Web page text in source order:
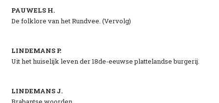
PAUWELS H.
De folklore van het Rundvee. (Vervolg)
LINDEMANS P.
Uit het huiselijk leven der 18de-eeuwse plattelandse burgerij.
LINDEMANS J.